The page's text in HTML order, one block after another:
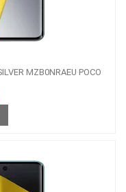
MZB0NRAEU POCO